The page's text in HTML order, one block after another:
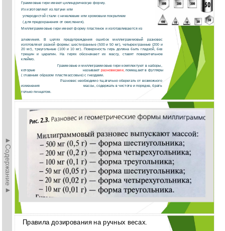
►Содержание►
Граммовые гири имеют цилиндрическую форму.
Их изготовляют из латуни или
углеродистой стали с никелевым или хромовым покрытием
( для предохранения от окисления).
Миллиграммовые гири имеют форму пластинок и изготавливаются из
алюминия. В целях предупреждения ошибок миллиграммовый разновес
изготовляют разной формы: шестигранные (500 и 50 мг), четырехгранные (200 и
20 мг), треугольные (100 и 10 мг). Поверхность гирь должна быть гладкой, без
трещин и царапин. На гирях обозначают их массу, ставят поверительное
клеймо.
Граммовые и миллиграммовые гири комплектуют в наборы,
которые
называютразновесами,помещают в футляры
( главным образом пластмассовые) с гнездами.
Разновес необходимо тщательно оберегать от возможного
изменения
массы, содержать в чистоте и порядке, брать
только пинцетом.
Правила дозирования на ручных весах.